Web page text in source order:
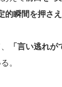
的瞬間を押さ
「言い逃れが
。